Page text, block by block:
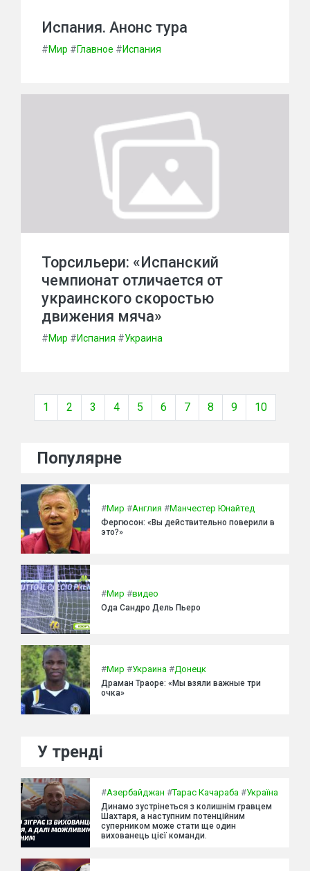
Испания. Анонс тура
#Мир #Главное #Испания
Торсильери: «Испанский
чемпионат отличается от
украинского скоростью
движения мяча»
#Мир #Испания #Украина
1 2 3 4 5 6 7 8 9 10
Популярне
#Мир #Англия #Манчестер Юнайтед
Фергюсон: «Вы действительно поверили в
это?»
#Мир #видео
Ода Сандро Дель Пьеро
#Мир #Украина #Донецк
Драман Траоре: «Мы взяли важные три
очка»
У тренді
#Азербайджан #Тарас Качараба #Україна
Динамо зустрінеться з колишнім гравцем
Шахтаря, а наступним потенційним
суперником може стати ще один
вихованець цієї команди.